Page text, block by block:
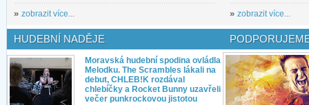
» zobrazit více... » zobrazit více...
HUDEBNÍ NADĚJE
Moravská hudební spodina ovládla
Melodku. The Scrambles lákali na
debut, CHLEB!K rozdával
chlebíčky a Rocket Bunny uzavřeli
večer punkrockovou jistotou